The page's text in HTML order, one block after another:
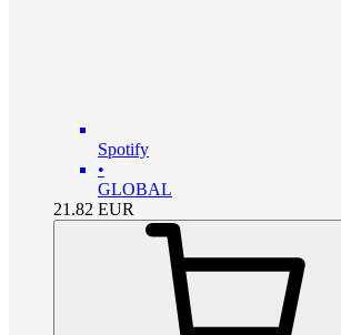
Spotify
•
GLOBAL
21.82 EUR